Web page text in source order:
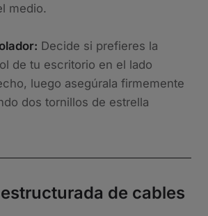
medio.
Decide si prefieres la
de tu escritorio en el lado
luego asegúrala firmemente
dos tornillos de estrella
de cables